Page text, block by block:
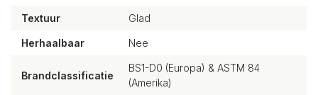
Textuur Glad
Herhaalbaar Nee
Brandclassificatie
BS1-D0 (Europa) & ASTM 84
(Amerika)